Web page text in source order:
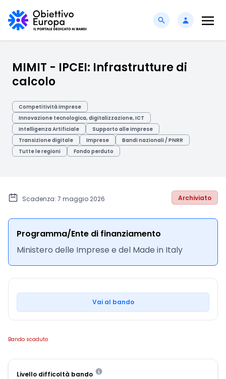
MIMIT - IPCEI: Infrastrutture di
calcolo
Competitività imprese
Innovazione tecnologica, digitalizzazione, ICT
Intelligenza Artificiale
Supporto alle imprese
Transizione digitale
Imprese
Bandi nazionali / PNRR
Tutte le regioni
Fondo perduto
Scadenza: 7 maggio 2026 Archiviato
Programma/Ente di finanziamento
Ministero delle Imprese e del Made in Italy
Vai al bando
Bando scaduto
Livello difficoltà bando